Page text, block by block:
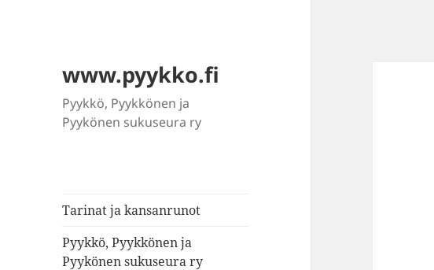
www.pyykko.fi
Pyykkö, Pyykkönen ja
Pyykönen sukuseura ry
Tarinat ja kansanrunot
Pyykkö, Pyykkönen ja
Pyykönen sukuseura ry